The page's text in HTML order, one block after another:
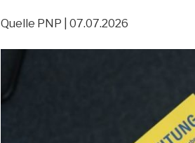
Quelle PNP | 07.07.2026